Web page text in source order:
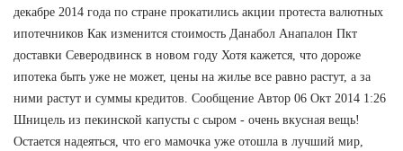
декабре 2014 года по стране прокатились акции протеста валютных
ипотечников Как изменится стоимость Данабол Анапалон Пкт
доставки Северодвинск в новом году Хотя кажется, что дороже
ипотека быть уже не может, цены на жилье все равно растут, а за
ними растут и суммы кредитов. Сообщение Автор 06 Окт 2014 1:26
Шницель из пекинской капусты с сыром - очень вкусная вещь!
Остается надеяться, что его мамочка уже отошла в лучший мир,